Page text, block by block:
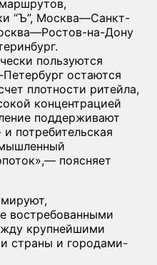
“Ъ”, Москва—Санкт-
на-Дону
пользуются
остаются
плотности ритейла,
концентрацией
поддерживают
потребительская
поясняет
востребованными
крупнейшими
страны и городами-